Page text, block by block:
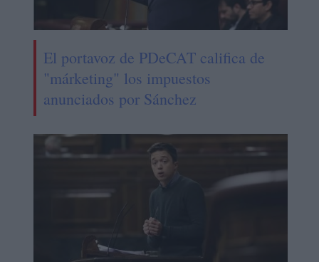
El portavoz de PDeCAT califica de
"márketing" los impuestos
anunciados por Sánchez